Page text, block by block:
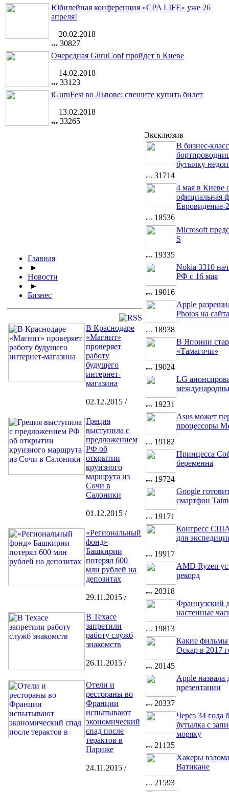
Юбилейная конференция «CPA LIFE» уже 26
апреля!
20.02.2018
30827
Очередная GuruConf пройдет в Киеве
14.02.2018
33123
iGuruFest во Львове: спешите купить билет
13.02.2018
33265
Главная
►
Новости
►
Бизнес
В Краснодаре
«Магнит»
проверяет
работу
будущего
интернет-
магазина
02.12.2015 /
Греция
выступила с
предложением
РФ об
открытии
круизного
маршрута из
Сочи в
Салоники
01.12.2015 /
«Региональный
фонд»
Башкирии
потерял 600
млн рублей на
депозитах
29.11.2015 /
В Техасе
запретили
работу служб
знакомств
26.11.2015 /
Отели и
рестораны во
Франции
испытывают
экономический
спад после
терактов в
Париже
24.11.2015 /
Эксклюзив
В бизнес-
бутылку
31714
4 мая в Киеве
официальная
Евровидение-
18536
Microsoft
S
19335
Nokia 3310
РФ с 16 мая
19016
Apple
Photos на
18938
В Японии
«Тамагочи»
19024
LG
19231
Asus может
процессоры
19182
Принцесса
беременна
19724
Google
смартфон
19171
Конгресс
для
19917
AMD Ryzen
рекорд
20318
Французский
настенные
19813
Какие фильмы
Оскар в 2017
20145
Apple
презентации
20337
Через 34 года
бутылка с
моряку
21135
Хакеры
Ватикане
21593